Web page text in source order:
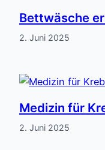
Bettwäsche
2. Juni 2025
Medizin für
2. Juni 2025